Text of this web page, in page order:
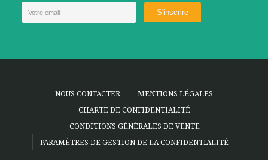
NOUS CONTACTER
MENTIONS LÉGALES
CHARTE DE CONFIDENTIALITÉ
CONDITIONS GÉNÉRALES DE VENTE
PARAMÈTRES DE GESTION DE LA CONFIDENTIALITÉ